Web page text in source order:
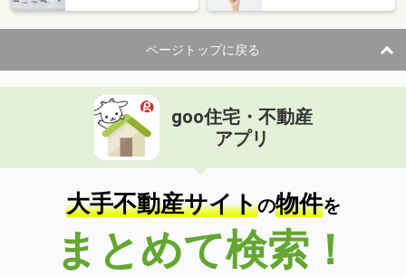
ページトップに戻る
goo住宅・不動産
アプリ
大手不動産サイトの物件を
まとめて検索！